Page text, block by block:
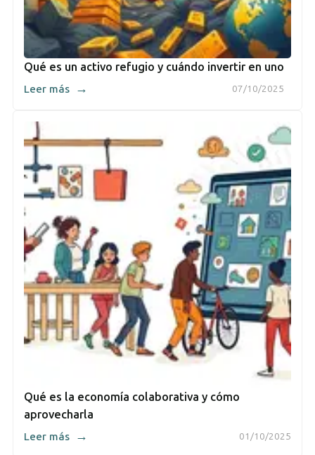
Qué es un activo refugio y cuándo invertir en uno
07/10/2025
Leer más →
Qué es la economía colaborativa y cómo
aprovecharla
01/10/2025
Leer más →